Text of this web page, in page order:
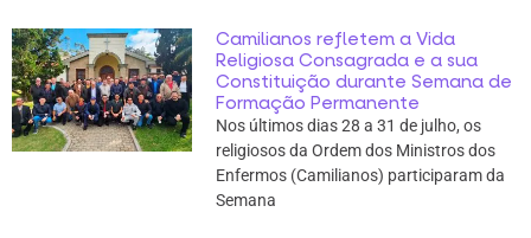
Camilianos refletem a Vida
Religiosa Consagrada e a sua
Constituição durante Semana de
Formação Permanente
Nos últimos dias 28 a 31 de julho, os
religiosos da Ordem dos Ministros dos
Enfermos (Camilianos) participaram da
Semana